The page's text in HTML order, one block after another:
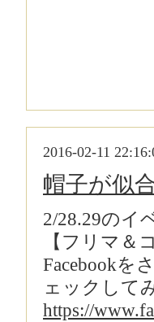
2016-02-11
帽子が似
2/28.29のイ
【フリマ＆
Facebookを
ェックして
https://